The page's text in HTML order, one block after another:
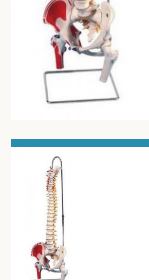
DOKTERSTASSEN
KOOIEN EN TOEBEHOREN
STERILISEREN EN AUTOCLAVEREN
MICROSCOOP EN TOEBEHOREN
ANATOMISCHE MODELLEN
VOORHOOFDSLAMP - LOEPEBRIL
LED KRUIS LICHTRECLAME
ONDERZOEKSTAFEL HUMAAN
ONDERZOEKS- EN OPERATIETAFEL
TABOURETS